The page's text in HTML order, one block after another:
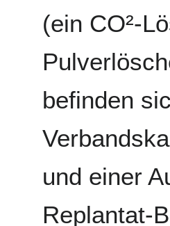
(ein CO²-
befinden
und einer
Replantat-